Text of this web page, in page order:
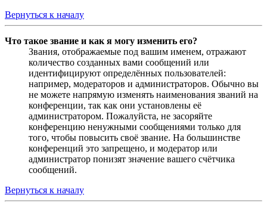
Вернуться к началу
Что такое звание и как я могу изменить его?
Звания, отображаемые под вашим именем, отражают
количество созданных вами сообщений или
идентифицируют определённых пользователей:
например, модераторов и администраторов. Обычно вы
не можете напрямую изменять наименования званий на
конференции, так как они установлены её
администратором. Пожалуйста, не засоряйте
конференцию ненужными сообщениями только для
того, чтобы повысить своё звание. На большинстве
конференций это запрещено, и модератор или
администратор понизят значение вашего счётчика
сообщений.
Вернуться к началу